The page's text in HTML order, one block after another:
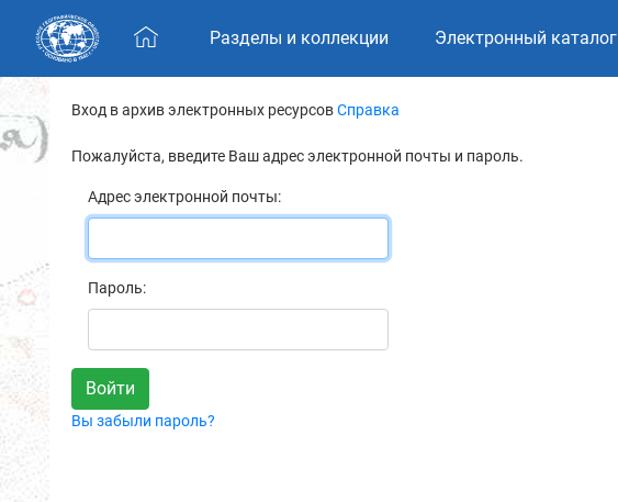
Skip navigation
Разделы и коллекции Электронный каталог
Вход в архив электронных ресурсовСправка
Пожалуйста, введите Ваш адрес электронной почты и пароль.
Адрес электронной почты:
Пароль:
Вы забыли пароль?